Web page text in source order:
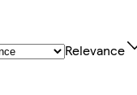
Relevance